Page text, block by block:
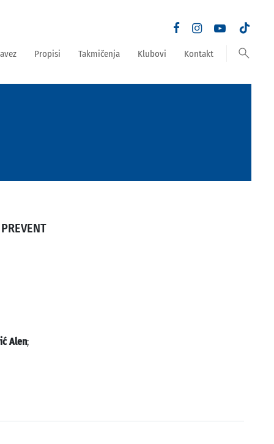
Propisi Takmičenja Klubovi Kontakt search
Alen;